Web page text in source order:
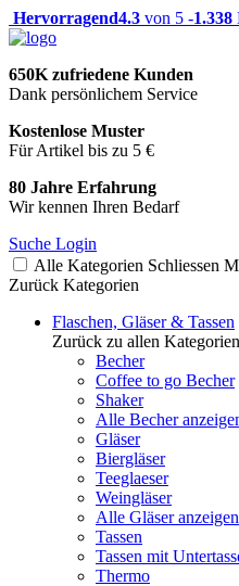
Hervorragend4.3 von 5 -1.338
650K zufriedene Kunden
Dank persönlichem Service
Kostenlose Muster
Für Artikel bis zu 5 €
80 Jahre Erfahrung
Wir kennen Ihren Bedarf
Suche Login
Alle Kategorien Schliessen
Zurück Kategorien
Flaschen, Gläser & Tassen
Zurück zu allen Kategorien
Becher
Coffee to go Becher
Shaker
Alle Becher
Gläser
Biergläser
Teeglaeser
Weingläser
Alle Gläser anzeigen
Tassen
Tassen mit
Thermo